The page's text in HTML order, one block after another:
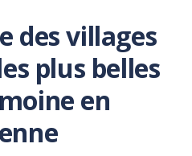
des villages
plus belles
en